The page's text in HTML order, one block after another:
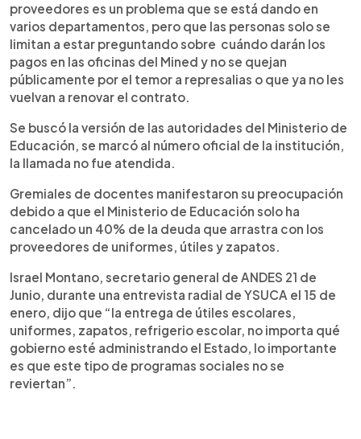
proveedores es un problema que se está dando en
varios departamentos, pero que las personas solo se
limitan a estar preguntando sobre cuándo darán los
pagos en las oficinas del Mined y no se quejan
públicamente por el temor a represalias o que ya no les
vuelvan a renovar el contrato.
Se buscó la versión de las autoridades del Ministerio de
Educación, se marcó al número oficial de la institución,
la llamada no fue atendida.
Gremiales de docentes manifestaron su preocupación
debido a que el Ministerio de Educación solo ha
cancelado un 40% de la deuda que arrastra con los
proveedores de uniformes, útiles y zapatos.
Israel Montano, secretario general de ANDES 21 de
Junio, durante una entrevista radial de YSUCA el 15 de
enero, dijo que “la entrega de útiles escolares,
uniformes, zapatos, refrigerio escolar, no importa qué
gobierno esté administrando el Estado, lo importante
es que este tipo de programas sociales no se
reviertan”.